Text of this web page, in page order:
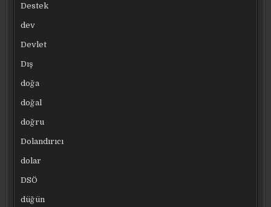
Destek
dev
Devlet
Dış
doğa
doğal
doğru
Dolandırıcı
dolar
DSÖ
düğün